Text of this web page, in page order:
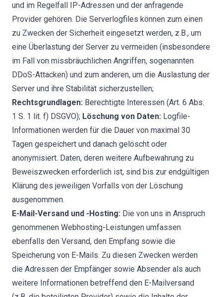
und im Regelfall IP-Adressen und der anfragende
Provider gehören. Die Serverlogfiles können zum einen
zu Zwecken der Sicherheit eingesetzt werden, z.B., um
eine Überlastung der Server zu vermeiden (insbesondere
im Fall von missbräuchlichen Angriffen, sogenannten
DDoS-Attacken) und zum anderen, um die Auslastung der
Server und ihre Stabilität sicherzustellen;
Rechtsgrundlagen: Berechtigte Interessen (Art. 6 Abs.
1 S. 1 lit. f) DSGVO); Löschung von Daten: Logfile-
Informationen werden für die Dauer von maximal 30
Tagen gespeichert und danach gelöscht oder
anonymisiert. Daten, deren weitere Aufbewahrung zu
Beweiszwecken erforderlich ist, sind bis zur endgültigen
Klärung des jeweiligen Vorfalls von der Löschung
ausgenommen.
E-Mail-Versand und -Hosting: Die von uns in Anspruch
genommenen Webhosting-Leistungen umfassen
ebenfalls den Versand, den Empfang sowie die
Speicherung von E-Mails. Zu diesen Zwecken werden
die Adressen der Empfänger sowie Absender als auch
weitere Informationen betreffend den E-Mailversand